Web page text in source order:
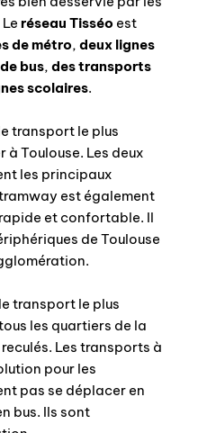
réseau Tisséo est
de métro, deux lignes
bus, des transports
scolaires.
transport le plus
Toulouse. Les deux
les principaux
est également
et confortable. Il
de Toulouse
transport le plus
les quartiers de la
Les transports à
pour les
pas se déplacer en
bus. Ils sont